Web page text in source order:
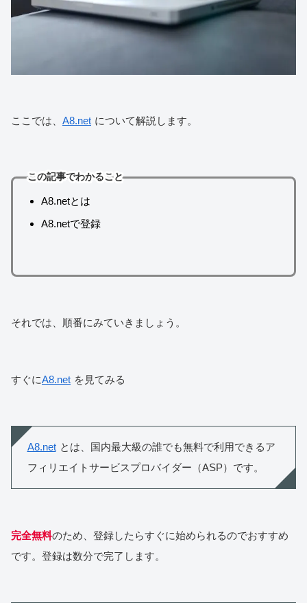
ここでは、 A8.net について解説します。
この記事でわかること
A8.netとは
A8.netで登録
それでは、順番にみていきましょう。
すぐにA8.net を見てみる
A8.net とは、国内最大級の誰でも無料で利用できるア
フィリエイトサービスプロバイダー（ASP）です。
完全無料のため、登録したらすぐに始められるのでおすすめ
です。登録は数分で完了します。